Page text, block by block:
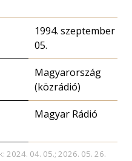
1994. szeptember
05.
Magyarország
(közrádió)
Magyar Rádió
2024. 04. 05.; 2026. 05. 26.